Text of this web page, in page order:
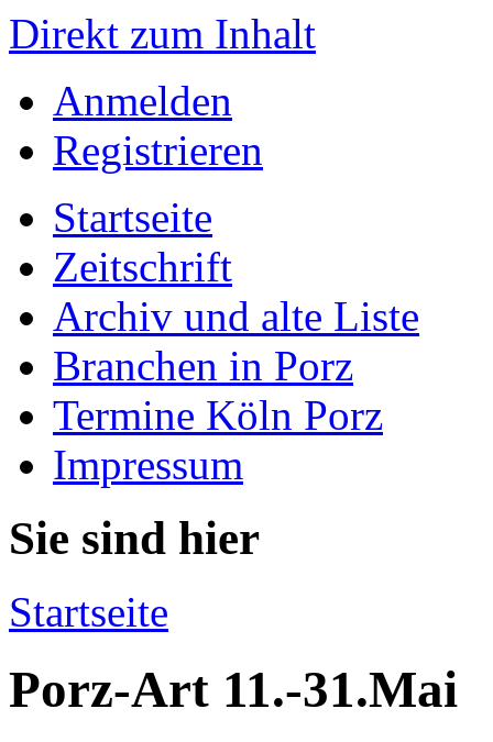
Direkt zum Inhalt
Anmelden
Registrieren
Startseite
Zeitschrift
Archiv und alte Liste
Branchen in Porz
Termine Köln Porz
Impressum
Sie sind hier
Startseite
Porz-Art 11.-31.Mai